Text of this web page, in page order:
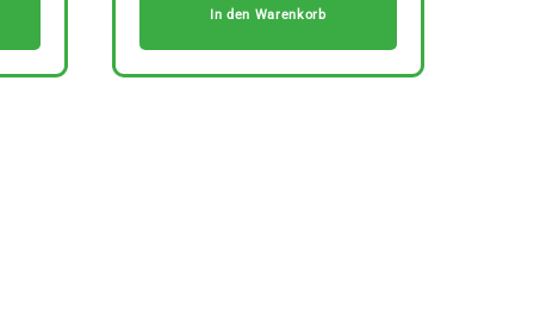
In den Warenkorb